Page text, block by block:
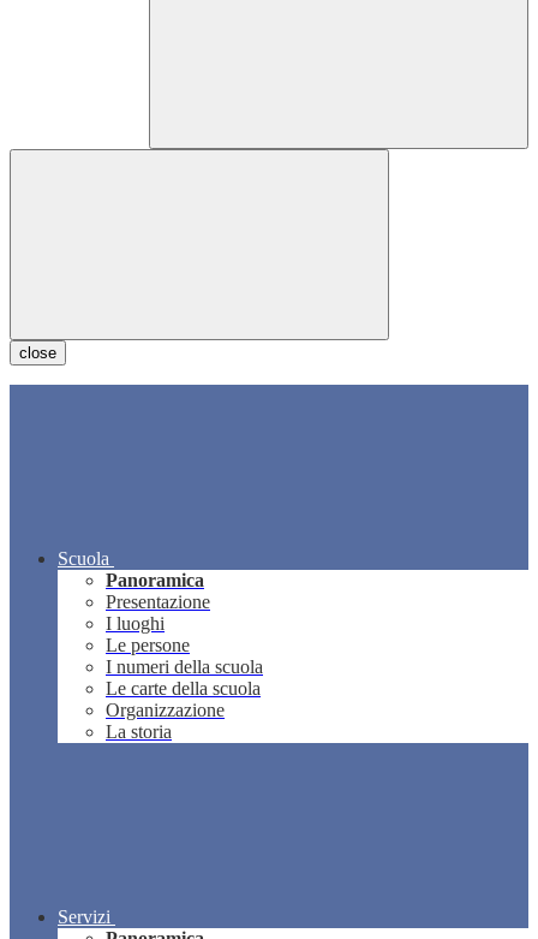
close
Scuola
Panoramica
Presentazione
I luoghi
Le persone
I numeri della scuola
Le carte della scuola
Organizzazione
La storia
Servizi